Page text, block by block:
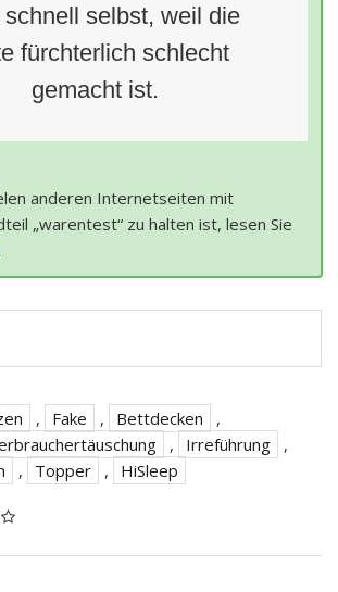
schnell selbst, weil die
fürchterlich schlecht
gemacht ist.
anderen Internetseiten mit
„warentest“ zu halten ist, lesen Sie
, Fake , Bettdecken
,
, Irreführung
,
, Topper , HiSleep